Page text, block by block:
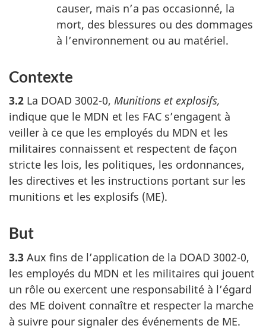
causer, mais n’a pas occasionné, la
mort, des blessures ou des dommages
à l’environnement ou au matériel.
Contexte
3.2 La DOAD 3002-0, Munitions et explosifs,
indique que le MDN et les FAC s’engagent à
veiller à ce que les employés du MDN et les
militaires connaissent et respectent de façon
stricte les lois, les politiques, les ordonnances,
les directives et les instructions portant sur les
munitions et les explosifs (ME).
But
3.3 Aux fins de l’application de la DOAD 3002-0,
les employés du MDN et les militaires qui jouent
un rôle ou exercent une responsabilité à l’égard
des ME doivent connaître et respecter la marche
à suivre pour signaler des événements de ME.